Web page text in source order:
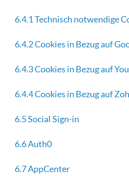
6.4.1 Technisch notwendige
6.4.2 Cookies in Bezug auf
6.4.3 Cookies in Bezug auf
6.4.4 Cookies in Bezug auf
6.5 Social Sign-in
6.6 Auth0
6.7 AppCenter